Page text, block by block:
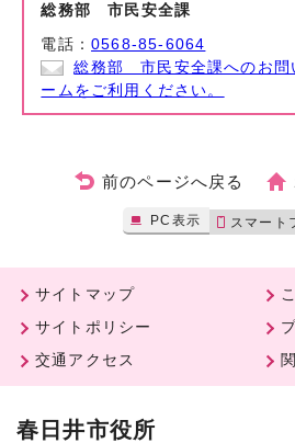
総務部 市民安全課
電話：0568-85-6064
総務部 市民安全課へのお問
ームをご利用ください。
前のページへ戻る
PC表示 スマート
サイトマップ
サイトポリシー
交通アクセス
春日井市役所